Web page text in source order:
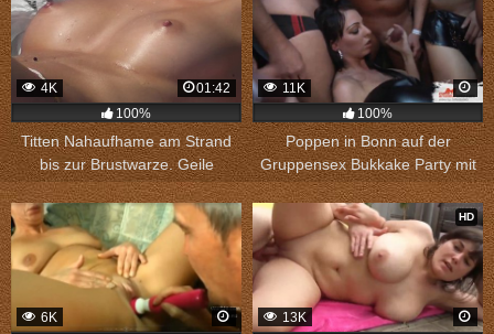
4K
01:42
100%
Titten Nahaufhame am Strand
bis zur Brustwarze. Geile
Weiber, die blankziehen.
11K
100%
Poppen in Bonn auf der
Gruppensex Bukkake Party mit
zwei Spermagirls
6K
HD
13K